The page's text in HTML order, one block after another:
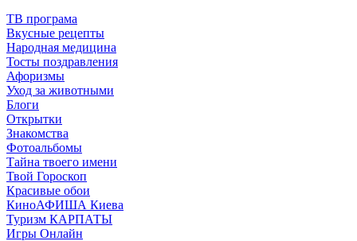
ТВ програма
Вкусные рецепты
Народная медицина
Тосты поздравления
Афоризмы
Уход за животными
Блоги
Открытки
Знакомства
Фотоальбомы
Тайна твоего имени
Твой Гороскоп
Красивые обои
КиноАФИША Киева
Туризм КАРПАТЫ
Игры Онлайн